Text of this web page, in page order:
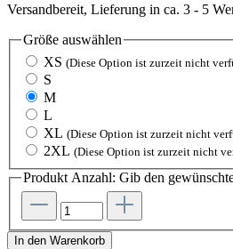
Versandbereit, Lieferung in ca. 3 - 5
Größe auswählen
XS (Diese Option ist zurzeit nicht
S
M
L
XL (Diese Option ist zurzeit nicht
2XL (Diese Option ist zurzeit nicht
Produkt Anzahl: Gib den
In den Warenkorb